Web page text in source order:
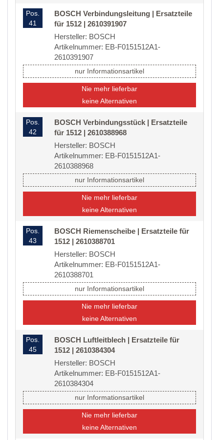
Pos.
41
BOSCH Verbindungsleitung | Ersatzteile
für 1512 | 2610391907
Hersteller: BOSCH
Artikelnummer: EB-F0151512A1-
2610391907
nur Informationsartikel
Nie mehr lieferbar
keine Alternativen
Pos.
42
BOSCH Verbindungsstück | Ersatzteile
für 1512 | 2610388968
Hersteller: BOSCH
Artikelnummer: EB-F0151512A1-
2610388968
nur Informationsartikel
Nie mehr lieferbar
keine Alternativen
Pos.
43
BOSCH Riemenscheibe | Ersatzteile für
1512 | 2610388701
Hersteller: BOSCH
Artikelnummer: EB-F0151512A1-
2610388701
nur Informationsartikel
Nie mehr lieferbar
keine Alternativen
Pos.
45
BOSCH Luftleitblech | Ersatzteile für
1512 | 2610384304
Hersteller: BOSCH
Artikelnummer: EB-F0151512A1-
2610384304
nur Informationsartikel
Nie mehr lieferbar
keine Alternativen